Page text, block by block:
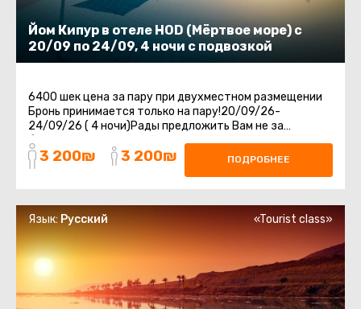
Йом Кипур в отеле HOD (Мёртвое море) с
20/09 по 24/09, 4 ночи с подвозкой
6400 шек цена за пару при двухместном размещении
Бронь принимается только на пару!20/09/26-
24/09/26 ( 4 ночи)Рады предложить Вам не за
бываемый отдых в отеле HOD на Мертвом Море.Отдых
... 3 200₪ 3 200₪ ПОДРОБНЕЕ
Язык: Русский «Tourist class»